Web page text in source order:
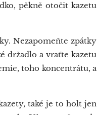
pěkně otočit kazetu
Nezapomeňte zpátky
držadlo a vraťte kazetu
toho koncentrátu, a
také je to holt jen